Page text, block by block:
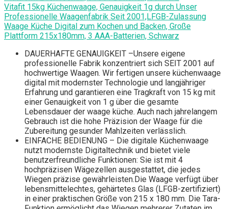
Vitafit 15kg Küchenwaage, Genauigkeit 1g durch Unser
Professionelle Waagenfabrik Seit 2001,LFGB-Zulassung
Waage Küche Digital zum Kochen und Backen, Große
Plattform 215x180mm, 3 AAA-Batterien, Schwarz
DAUERHAFTE GENAUIGKEIT –Unsere eigene
professionelle Fabrik konzentriert sich SEIT 2001 auf
hochwertige Waagen. Wir fertigen unsere küchenwaage
digital mit modernster Technologie und langjähriger
Erfahrung und garantieren eine Tragkraft von 15 kg mit
einer Genauigkeit von 1 g über die gesamte
Lebensdauer der waage küche. Auch nach jahrelangem
Gebrauch ist die hohe Präzision der Waage für die
Zubereitung gesunder Mahlzeiten verlässlich.
EINFACHE BEDIENUNG – Die digitale Küchenwaage
nutzt modernste Digitaltechnik und bietet viele
benutzerfreundliche Funktionen: Sie ist mit 4
hochpräzisen Wägezellen ausgestattet, die jedes
Wiegen präzise gewährleisten.Die Waage verfügt über
lebensmittelechtes, gehärtetes Glas (LFGB-zertifiziert)
in einer praktischen Größe von 215 x 180 mm. Die Tara-